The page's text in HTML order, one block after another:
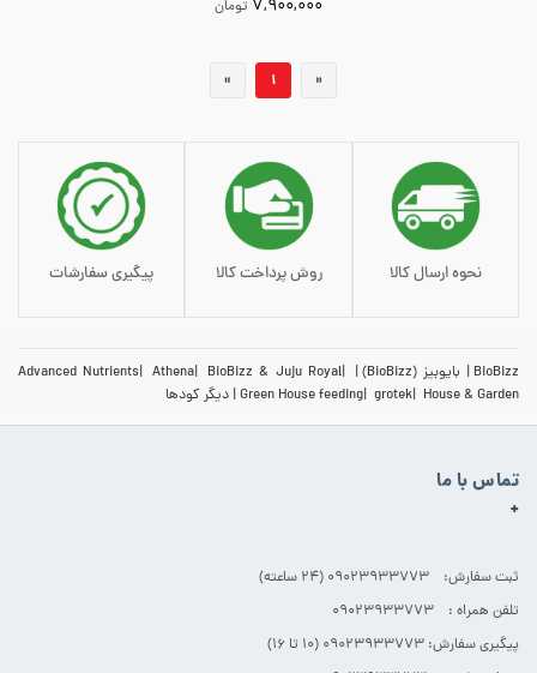
۷,۹۰۰,۰۰۰ تومان
افزودن به سبد خرید
«
1
»
نحوه ارسال کالا روش پرداخت کالا پیگیری سفارشات
BioBizz بایوبیز (BioBizz) Advanced Nutrients Athena
BioBizz & Juju Royal
Green House feeding grotek House & Garden دیگر کودها
تماس با ما
+
ثبت سفارش: 09023933773 (۲۴ ساعته)
تلفن همراه : 09023933773
پیگیری سفارش: 09023933773 (۱۰ تا ۱۶)